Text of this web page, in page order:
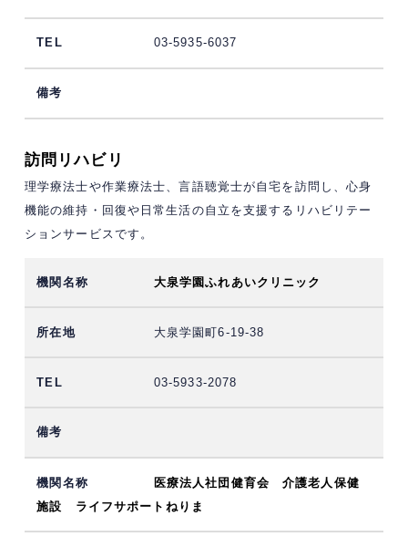
03-5935-6037
訪問リハビリ
理学療法士や作業療法士、言語聴覚士が自宅を訪問し、心身
機能の維持・回復や日常生活の自立を支援するリハビリテー
ションサービスです。
大泉学園ふれあいクリニック
大泉学園町6-19-38
03-5933-2078
医療法人社団健育会 介護老人保健
施設 ライフサポートねりま